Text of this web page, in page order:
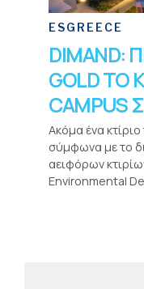
ESGREECE
DIMAND:
GOLD ΤΟ
CAMPUS
Ακόμα ένα
σύμφωνα με το
αειφόρων
Environmental